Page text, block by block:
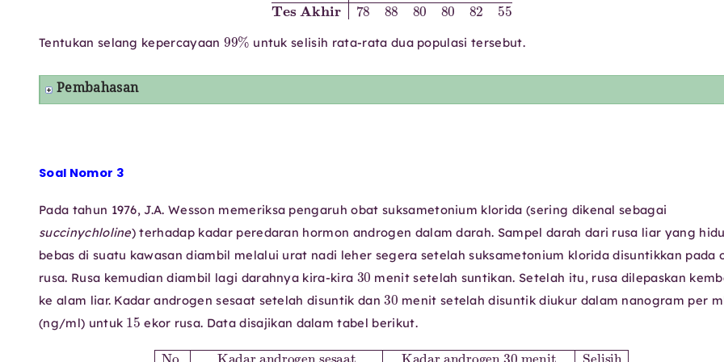
Tentukan selang kepercayaan
99%
untuk selisih rata-rata dua populasi tersebut.
Pembahasan
Soal Nomor 3
Pada tahun 1976, J.A. Wesson memeriksa pengaruh obat suksametonium klorida (sering dikenal sebagai
succinychloline) terhadap kadar peredaran hormon androgen dalam darah. Sampel darah dari rusa liar yang
bebas di suatu kawasan diambil melalui urat nadi leher segera setelah suksametonium klorida disuntikkan pada
rusa. Rusa kemudian diambil lagi darahnya kira-kira
30
menit setelah suntikan. Setelah itu, rusa dilepaskan
ke alam liar. Kadar androgen sesaat setelah disuntik dan
30
menit setelah disuntik diukur dalam nanogram per
(ng/ml) untuk
15
ekor rusa. Data disajikan dalam tabel berikut.
Kadar androgen sesaatKadar androgen 30 menitSelisihsetelah rusa disuntik (ng/ml)
setelah rusa disuntik (ng/ml)
262.5,183,10−2,083.2,685,442,764.3,053,990,945.4,105,211,116.7,0510,
13,749.7,397,910,5210.7,304,85−2,4511.11,7811,10−0,6812.3,903,74−0,16
68,0314.67,4894,0326,5515.17,0441,7024,66